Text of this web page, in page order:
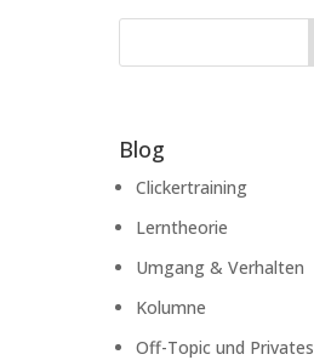
Blog
Clickertraining
Lerntheorie
Umgang & Verhalten
Kolumne
Off-Topic und Privates